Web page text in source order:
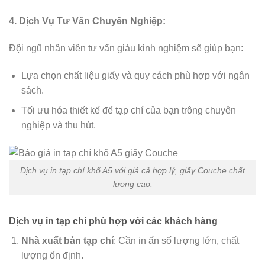
4. Dịch Vụ Tư Vấn Chuyên Nghiệp:
Đội ngũ nhân viên tư vấn giàu kinh nghiệm sẽ giúp bạn:
Lựa chọn chất liệu giấy và quy cách phù hợp với ngân
sách.
Tối ưu hóa thiết kế để tạp chí của bạn trông chuyên
nghiệp và thu hút.
Dịch vụ in tạp chí khổ A5 với giá cả hợp lý, giấy Couche chất
lượng cao.
Dịch vụ in tạp chí phù hợp với các khách hàng
Nhà xuất bản tạp chí: Cần in ấn số lượng lớn, chất
lượng ổn định.